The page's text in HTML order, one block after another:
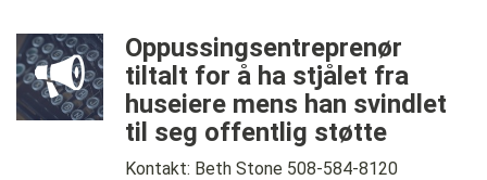
Oppussingsentreprenør
tiltalt for å ha stjålet fra
huseiere mens han svindlet
til seg offentlig støtte
Kontakt: Beth Stone 508-584-8120